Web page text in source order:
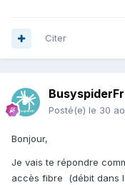
Citer
BusyspiderFr
Posté(e) le 30
Bonjour,
Je vais te répondre
accès fibre (débit dans